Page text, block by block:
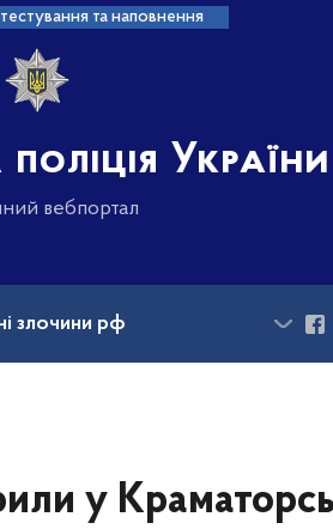
та наповнення
України
вебпортал
злочини рф
у